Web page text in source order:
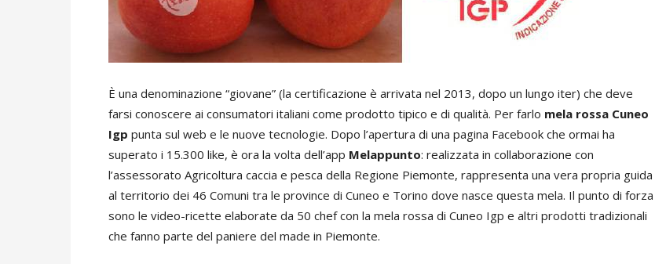
È una denominazione “giovane” (la certificazione è arrivata nel 2013, dopo un lungo iter) che deve
farsi conoscere ai consumatori italiani come prodotto tipico e di qualità. Per farlo mela rossa Cuneo
Igp punta sul web e le nuove tecnologie. Dopo l’apertura di una pagina Facebook che ormai ha
superato i 15.300 like, è ora la volta dell’app Melappunto: realizzata in collaborazione con
l’assessorato Agricoltura caccia e pesca della Regione Piemonte, rappresenta una vera propria guida
al territorio dei 46 Comuni tra le province di Cuneo e Torino dove nasce questa mela. Il punto di forza
sono le video-ricette elaborate da 50 chef con la mela rossa di Cuneo Igp e altri prodotti tradizionali
che fanno parte del paniere del made in Piemonte.